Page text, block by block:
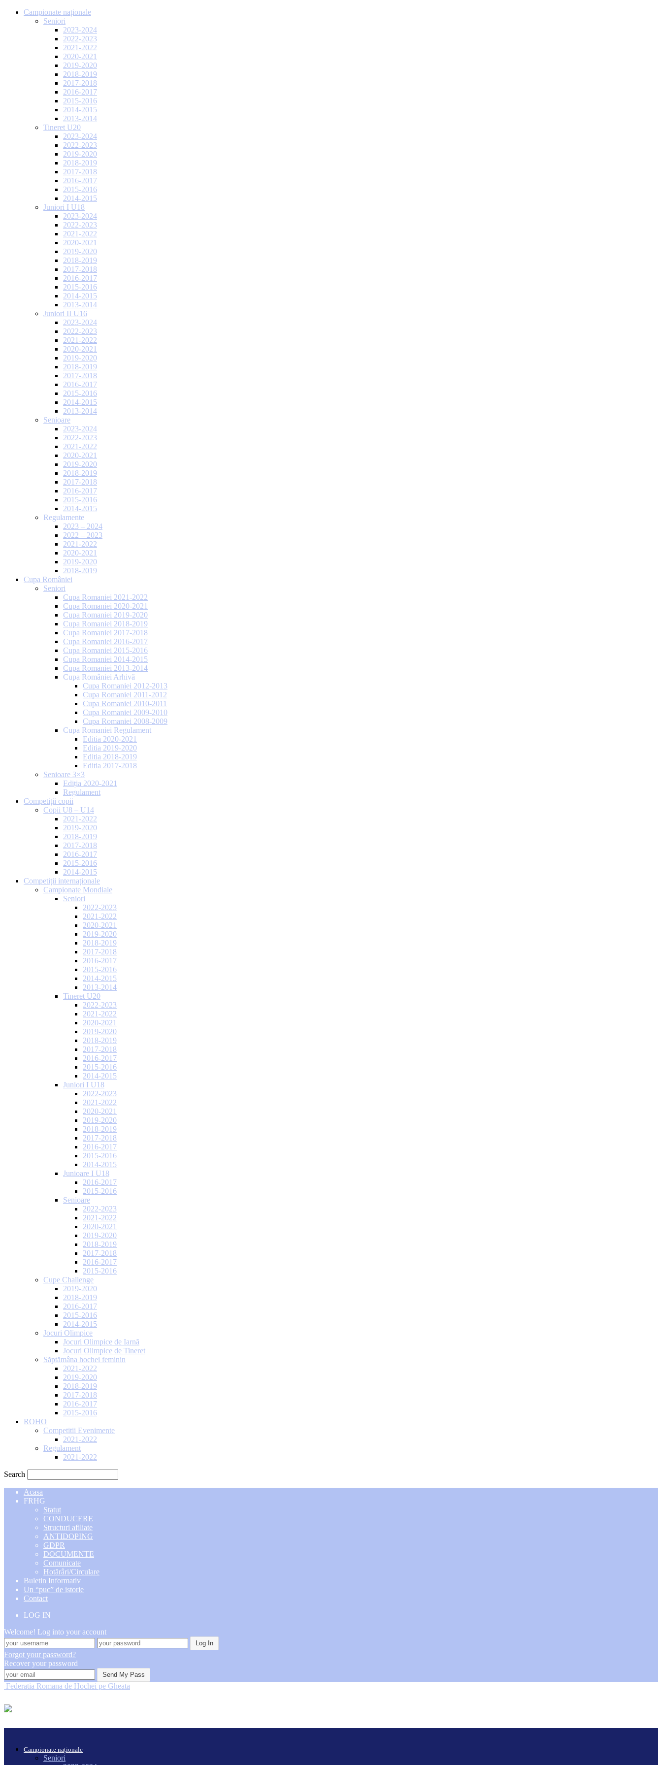
Campionate naționale
Seniori
2023-2024
2022-2023
2021-2022
2020-2021
2019-2020
2018-2019
2017-2018
2016-2017
2015-2016
2014-2015
2013-2014
Tineret U20
2023-2024
2022-2023
2019-2020
2018-2019
2017-2018
2016-2017
2015-2016
2014-2015
Juniori I U18
2023-2024
2022-2023
2021-2022
2020-2021
2019-2020
2018-2019
2017-2018
2016-2017
2015-2016
2014-2015
2013-2014
Juniori II U16
2023-2024
2022-2023
2021-2022
2020-2021
2019-2020
2018-2019
2017-2018
2016-2017
2015-2016
2014-2015
2013-2014
Senioare
2023-2024
2022-2023
2021-2022
2020-2021
2019-2020
2018-2019
2017-2018
2016-2017
2015-2016
2014-2015
Regulamente
2023 – 2024
2022 – 2023
2021-2022
2020-2021
2019-2020
2018-2019
Cupa României
Seniori
Cupa Romaniei 2021-2022
Cupa Romaniei 2020-2021
Cupa Romaniei 2019-2020
Cupa Romaniei 2018-2019
Cupa Romaniei 2017-2018
Cupa Romaniei 2016-2017
Cupa Romaniei 2015-2016
Cupa Romaniei 2014-2015
Cupa Romaniei 2013-2014
Cupa României Arhivă
Cupa Romaniei 2012-2013
Cupa Romaniei 2011-2012
Cupa Romaniei 2010-2011
Cupa Romaniei 2009-2010
Cupa Romaniei 2008-2009
Cupa Romaniei Regulament
Editia 2020-2021
Editia 2019-2020
Editia 2018-2019
Editia 2017-2018
Senioare 3×3
Ediția 2020-2021
Regulament
Competiții copii
Copii U8 – U14
2021-2022
2019-2020
2018-2019
2017-2018
2016-2017
2015-2016
2014-2015
Competiții internaționale
Campionate Mondiale
Seniori
2022-2023
2021-2022
2020-2021
2019-2020
2018-2019
2017-2018
2016-2017
2015-2016
2014-2015
2013-2014
Tineret U20
2022-2023
2021-2022
2020-2021
2019-2020
2018-2019
2017-2018
2016-2017
2015-2016
2014-2015
Juniori I U18
2022-2023
2021-2022
2020-2021
2019-2020
2018-2019
2017-2018
2016-2017
2015-2016
2014-2015
Junioare I U18
2016-2017
2015-2016
Senioare
2022-2023
2021-2022
2020-2021
2019-2020
2018-2019
2017-2018
2016-2017
2015-2016
Cupe Challenge
2019-2020
2018-2019
2016-2017
2015-2016
2014-2015
Jocuri Olimpice
Jocuri Olimpice de Iarnă
Jocuri Olimpice de Tineret
Săptămâna hochei feminin
2021-2022
2019-2020
2018-2019
2017-2018
2016-2017
2015-2016
ROHO
Competitii Evenimente
2021-2022
Regulament
2021-2022
Search
Acasa
FRHG
Statut
CONDUCERE
Structuri afiliate
ANTIDOPING
GDPR
DOCUMENTE
Comunicate
Hotărâri/Circulare
Buletin Informativ
Un “puc” de istorie
Contact
LOG IN
Welcome! Log into your account
Forgot your password?
Recover your password
Federatia Romana de Hochei pe Gheata
Campionate naționale
Seniori